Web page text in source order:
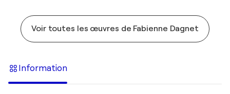
Voir toutes les œuvres de Fabienne Dagnet
Information